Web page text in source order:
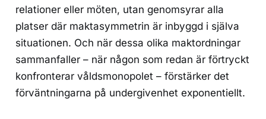
relationer eller möten, utan genomsyrar alla
platser där maktasymmetrin är inbyggd i själva
situationen. Och när dessa olika maktordningar
sammanfaller – när någon som redan är förtryckt
konfronterar våldsmonopolet – förstärker det
förväntningarna på undergivenhet exponentiellt.